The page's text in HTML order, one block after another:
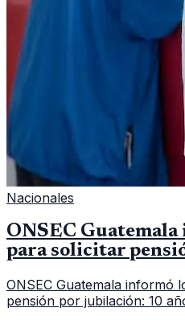
Nacionales
ONSEC
para solicitar
ONSEC Guatemala informó
pensión por jubilación: 10